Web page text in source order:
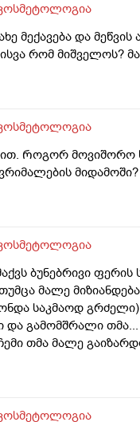
მექავება და
რომ მიშველოს?
Როგორ მოვიშორო
მიდამოში?
ბუნებრივი ფერის
მალე
საკმაოდ გრძელი)
გამომშრალი თმა...
თმა მალე
რის შემდეგ
მაგრამ